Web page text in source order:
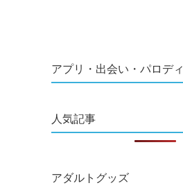
アプリ・出会い・パロディ
人気記事
アダルトグッズ